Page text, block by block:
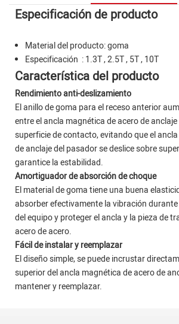
Especificación de producto
Material del producto: goma
Especificación : 1.3T , 2.5T , 5T , 10T
Característica del producto
Rendimiento anti-deslizamiento
El anillo de goma para el receso anterior
entre el ancla magnética de acero de
superficie de contacto, evitando que el
de anclaje del pasador se deslice sobre
garantice la estabilidad.
Amortiguador de absorción de choque
El material de goma tiene una buena
absorber efectivamente la vibración
del equipo y proteger el ancla y la pieza de
acero de acero.
Fácil de instalar y reemplazar
El diseño simple, se puede incrustar
superior del ancla magnética de acero de
mantener y reemplazar.